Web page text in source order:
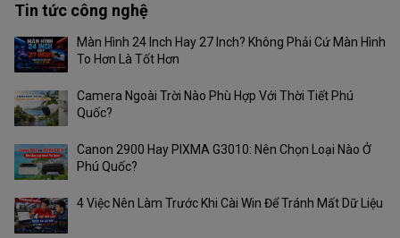
Onboard
Graphics :
1 x DisplayPort **
* Thông số kỹ thuật đồ họa có thể khác
** Hỗ trợ tối đa 4K @ 60Hz như được chỉ
*** Hỗ trợ 4K @ 60Hz như được chỉ định
Tin tức công nghệ
Màn Hình 24 Inch Hay 27 Inch? Không Phải Cứ Màn Hình
To Hơn Là Tốt Hơn
Camera Ngoài Trời Nào Phù Hợp Với Thời Tiết Phú
Quốc?
Canon 2900 Hay PIXMA G3010: Nên Chọn Loại Nào Ở
Phú Quốc?
4 Việc Nên Làm Trước Khi Cài Win Để Tránh Mất Dữ Liệu